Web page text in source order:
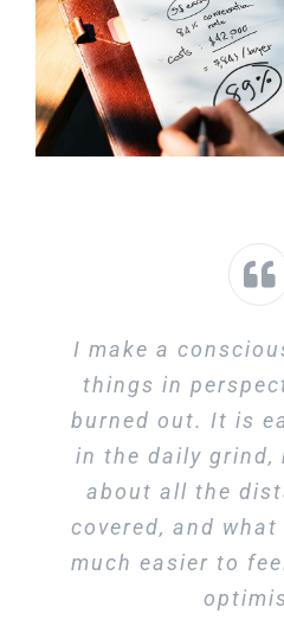
I make a
things in
burned out. It is
in the daily grind,
about all the
covered, and
much easier to